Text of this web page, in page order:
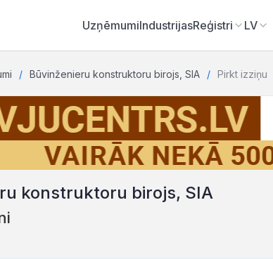
UzņēmumiIndustrijasReģistri LV
Būvinženieru konstruktoru birojs, SIA Pirkt izziņu
konstruktoru birojs, SIA